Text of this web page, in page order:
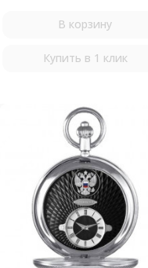
В корзину
Купить в 1 клик